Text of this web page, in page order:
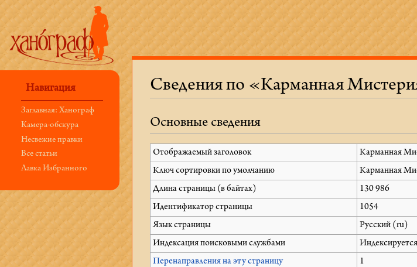
Сведения по «Карманная
Основные сведения
Отображаемый заголовок
Карманная
Ключ сортировки по умолчанию
Карманная
Длина страницы (в байтах)
130 986
Идентификатор страницы
1054
Язык страницы
Русский (ru)
Индексация поисковыми службами
Индексируется
Перенаправления на эту страницу
1
Навигация
Заглавная: Ханограф
Камера-обскура
Несвежие правки
Все статьи
Лавка Избранного